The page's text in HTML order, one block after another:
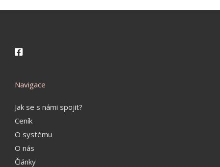
Navigace
Jak se s námi spojit?
Ceník
O systému
O nás
Články